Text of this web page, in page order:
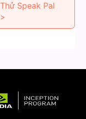
Thử Speak Pal
>